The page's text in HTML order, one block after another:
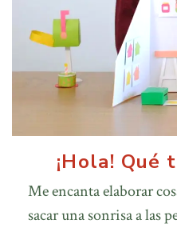
¡Hola! Qué
Me encanta elaborar
sacar una sonrisa a las